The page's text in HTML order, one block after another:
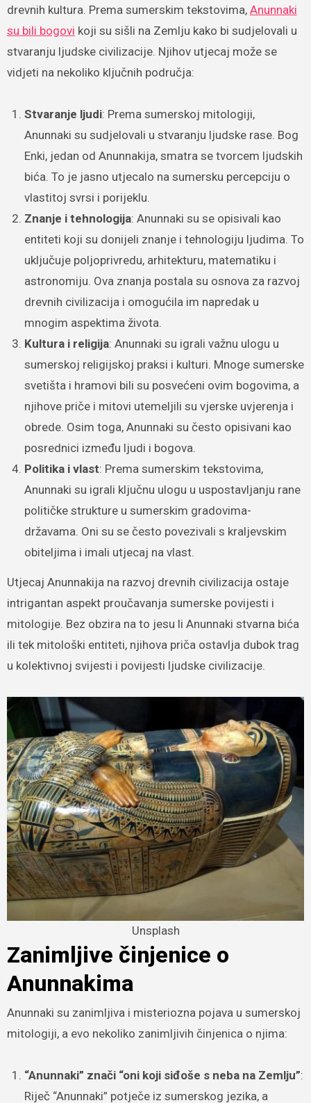
drevnih kultura. Prema sumerskim tekstovima, Anunnaki
su bili bogovi koji su sišli na Zemlju kako bi sudjelovali u
stvaranju ljudske civilizacije. Njihov utjecaj može se
vidjeti na nekoliko ključnih područja:
Stvaranje ljudi: Prema sumerskoj mitologiji,
Anunnaki su sudjelovali u stvaranju ljudske rase. Bog
Enki, jedan od Anunnakija, smatra se tvorcem ljudskih
bića. To je jasno utjecalo na sumersku percepciju o
vlastitoj svrsi i porijeklu.
Znanje i tehnologija: Anunnaki su se opisivali kao
entiteti koji su donijeli znanje i tehnologiju ljudima. To
uključuje poljoprivredu, arhitekturu, matematiku i
astronomiju. Ova znanja postala su osnova za razvoj
drevnih civilizacija i omogućila im napredak u
mnogim aspektima života.
Kultura i religija: Anunnaki su igrali važnu ulogu u
sumerskoj religijskoj praksi i kulturi. Mnoge sumerske
svetišta i hramovi bili su posvećeni ovim bogovima, a
njihove priče i mitovi utemeljili su vjerske uvjerenja i
obrede. Osim toga, Anunnaki su često opisivani kao
posrednici između ljudi i bogova.
Politika i vlast: Prema sumerskim tekstovima,
Anunnaki su igrali ključnu ulogu u uspostavljanju rane
političke strukture u sumerskim gradovima-
državama. Oni su se često povezivali s kraljevskim
obiteljima i imali utjecaj na vlast.
Utjecaj Anunnakija na razvoj drevnih civilizacija ostaje
intrigantan aspekt proučavanja sumerske povijesti i
mitologije. Bez obzira na to jesu li Anunnaki stvarna bića
ili tek mitološki entiteti, njihova priča ostavlja dubok trag
u kolektivnoj svijesti i povijesti ljudske civilizacije.
Unsplash
Zanimljive činjenice o
Anunnakima
Anunnaki su zanimljiva i misteriozna pojava u sumerskoj
mitologiji, a evo nekoliko zanimljivih činjenica o njima:
“Anunnaki” znači “oni koji siđoše s neba na Zemlju”:
Riječ “Anunnaki” potječe iz sumerskog jezika, a